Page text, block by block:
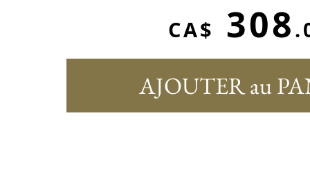
CA$ 308
AJOUTER au